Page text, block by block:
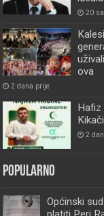
20
ova
2 dana prije
2
Popularno
Općinski